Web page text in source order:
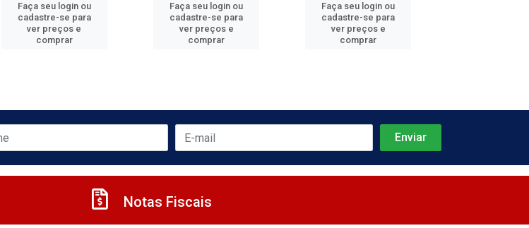
Faça seu login ou
cadastre-se para
ver preços e
comprar
Faça seu login ou
cadastre-se para
ver preços e
comprar
Faça seu login ou
cadastre-se para
ver preços e
comprar
Notas Fiscais